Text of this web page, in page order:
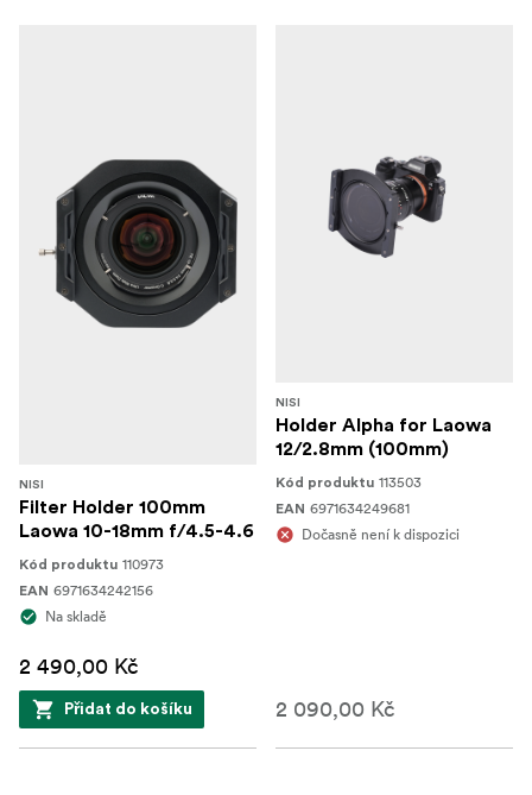
NISI
Filter Holder 100mm
Laowa 10-18mm f/4.5-4.6
Kód produktu 110973
EAN 6971634242156
Na skladě
2 490,00 Kč
Přidat do košíku
NISI
Holder Alpha for Laowa
12/2.8mm (100mm)
Kód produktu 113503
EAN 6971634249681
Dočasně není k dispozici
2 090,00 Kč